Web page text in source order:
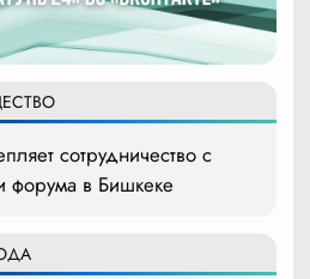
сотрудничество с
форума в Бишкеке